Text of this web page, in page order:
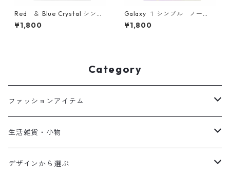
Red ＆ Blue Crystal シンプ
ル ノート simple note
¥1,800
Galaxy １ シンプル ノー
ト simple note
¥1,800
Category
ファッションアイテム
Tシャツ
パーカー
生活雑貨・小物
ファブリック
デザインから選ぶ